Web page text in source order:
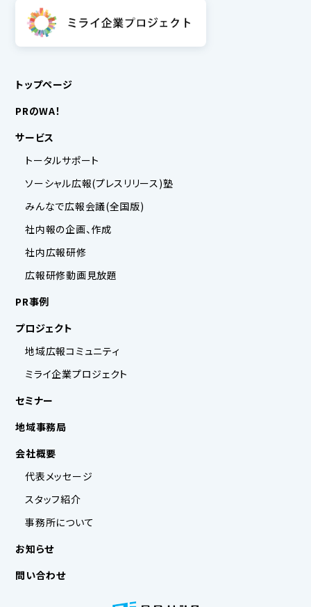
トップページ
PRのWA！
サービス
トータルサポート
ソーシャル広報(プレスリリース)塾
みんなで広報会議(全国版)
社内報の企画、作成
社内広報研修
広報研修動画見放題
PR事例
プロジェクト
地域広報コミュニティ
ミライ企業プロジェクト
セミナー
地域事務局
会社概要
代表メッセージ
スタッフ紹介
事務所について
お知らせ
問い合わせ